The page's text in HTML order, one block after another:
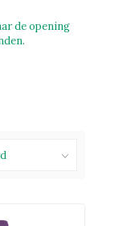
de opening